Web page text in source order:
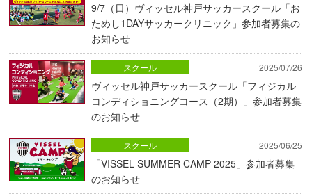
9/7（日）ヴィッセル神戸サッカースクール「お
ためし1DAYサッカークリニック」参加者募集の
お知らせ
2025/07/26
ヴィッセル神戸サッカースクール「フィジカル
コンディショニングコース（2期）」参加者募集
のお知らせ
スクール
2025/06/25
「VISSEL SUMMER CAMP 2025」参加者募集
のお知らせ
スクール